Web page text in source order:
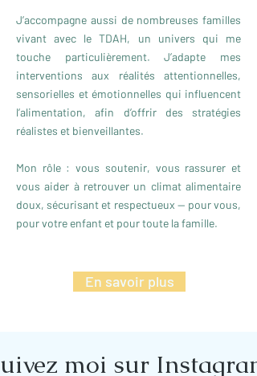
J’accompagne aussi de nombreuses familles
vivant avec le TDAH, un univers qui me
touche particulièrement. J’adapte mes
interventions aux réalités attentionnelles,
sensorielles et émotionnelles qui influencent
l’alimentation, afin d’offrir des stratégies
réalistes et bienveillantes.
Mon rôle : vous soutenir, vous rassurer et
vous aider à retrouver un climat alimentaire
doux, sécurisant et respectueux — pour vous,
pour votre enfant et pour toute la famille.
En savoir plus
moi sur Instagram